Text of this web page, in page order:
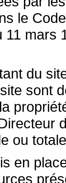
le
mars
du
sont
ou
en